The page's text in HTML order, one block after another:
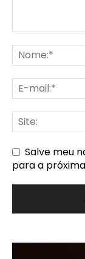
Salve meu
para a